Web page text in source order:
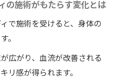
の施術がもたらす変化とは
で施術を受けると、身体の
。
広がり、血流が改善される
リ感が得られます。